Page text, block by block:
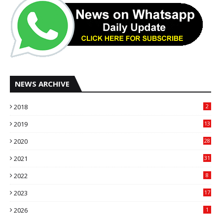
NEWS ARCHIVE
2018 2
2019 13
2020 28
2021 31
2022 8
2023 17
2026 1